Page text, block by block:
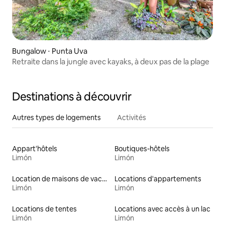
Bungalow ⋅ Punta Uva
Retraite dans la jungle avec kayaks, à deux pas de la plage
Destinations à découvrir
Autres types de logements Activités
Appart'hôtels
Limón
Boutiques-hôtels
Limón
Location de maisons de vacances
Limón
Locations d'appartements
Limón
Locations de tentes
Limón
Locations avec accès à un lac
Limón